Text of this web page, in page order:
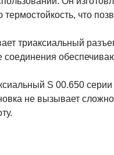
что
триаксиальный
S 00.650
не вызывает